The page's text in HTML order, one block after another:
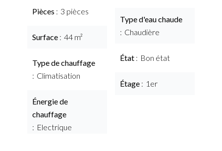
Pièces 3 pièces
Surface 44 m²
Type de chauffage
Climatisation
Énergie de
chauffage
Electrique
Type d'eau chaude
Chaudière
État Bon état
Étage 1er